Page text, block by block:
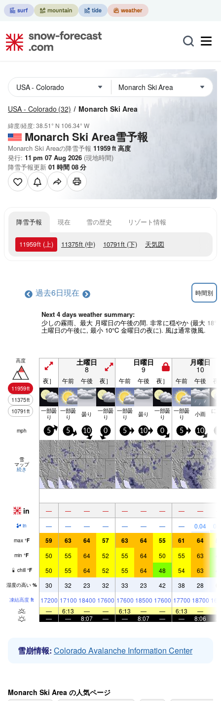
USA - Colorado (32) Monarch Ski Area
緯度/経度:38.51° N 106.34° W
Monarch Ski Area雪予報
Monarch Ski Areaの降雪予報 11959ft 高度
発行: 11 pm 07 Aug 2026 (現地時間)
降雪予報更新 01 時間 08分
降雪予報 現在 雪の歴史 リゾート情報
11959ft (上) 11375ft (中) 10791ft (下) 天気図
過去6日現在 時間別
Next 4 days weather summary:
少しの霧雨、最大 月曜日の午後の間. 非常に穏やか (最大 18°C
土曜日の午後に, 最小 10°C 金曜日の夜に). 風は通常微風.
高度
11959ft
11375ft
10791ft
土曜日
8
日曜日
9
月曜日
10
夜］ 午前 午後 夜］ 午前 午後 夜］ 午前 午後 夜
一部曇
り
一部曇
り 曇り 一部曇
り
一部曇
り 曇り 一部曇
り
一部曇
り 小雨 に
mph 5 5 10 0 5 10 0 5 10
雪
マップ
続き
in — — — — — — — — —
in — — — — — — — — 0.04
max °F 59 63 64 57 63 64 55 61 64
min °F 50 55 64 52 55 64 50 55 63
chill °F 50 55 64 52 55 64 48 54 63
湿度の高い % 30 32 23 32 33 23 42 38 28
凍結高度 ft 17200 17100 18400 17600 17600 18500 17600 17700 18700
—
6:13 — — 6:13 — — 6:13 —
—
— 8:07 — — 8:07 — — 8:06
雪崩情報: Colorado Avalanche Information Center
Monarch Ski Area の人気ページ